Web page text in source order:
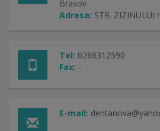
Brasov
Adresa: STR. ZIZINULUI
Tel: 0268312590
Fax: -
E-mail: